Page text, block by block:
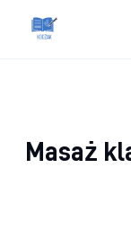
Zdrowie
Masaż